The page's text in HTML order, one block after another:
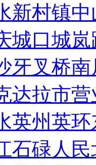
新村镇
城口城
牙叉桥
达拉市营
英州英
石碌人